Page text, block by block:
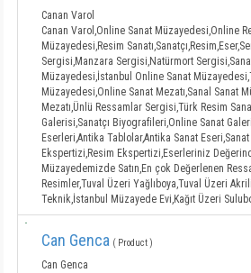
Canan Varol
Canan Varol,Online Sanat Müzayedesi,Online
Müzayedesi,Resim
Sergisi,Manzara Sergisi,Natürmort
Müzayedesi,İstanbul Online Sanat
Müzayedesi,Online Sanat Mezatı,Sanal Sanat
Mezatı,Ünlü Ressamlar Sergisi,Türk Resim
Galerisi,Sanatçı Biyografileri,Online Sanat
Eserleri,Antika Tablolar,Antika Sanat
Ekspertizi,Resim Ekspertizi,Eserleriniz
Müzayedemizde Satın,En çok Değerlenen
Resimler,Tuval Üzeri Yağlıboya,Tuval Üzeri
Teknik,İstanbul Müzayede Evi,Kağıt Üzeri
Can Genca ( Product )
Can Genca